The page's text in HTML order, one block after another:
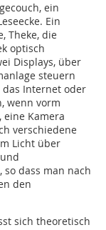
ein
Ein
Theke, die
optisch
Displays, über
steuern
das Internet oder
wenn vorm
eine Kamera
verschiedene
Licht über
dass man nach
den
sich theoretisch